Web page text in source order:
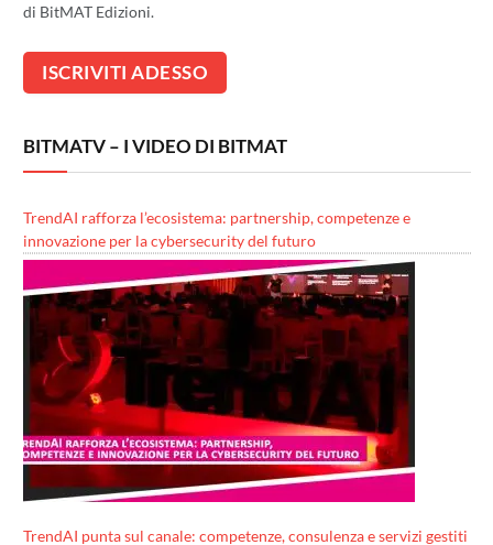
di BitMAT Edizioni.
BITMATV – I VIDEO DI BITMAT
TrendAI rafforza l’ecosistema: partnership, competenze e
innovazione per la cybersecurity del futuro
TrendAI punta sul canale: competenze, consulenza e servizi gestiti